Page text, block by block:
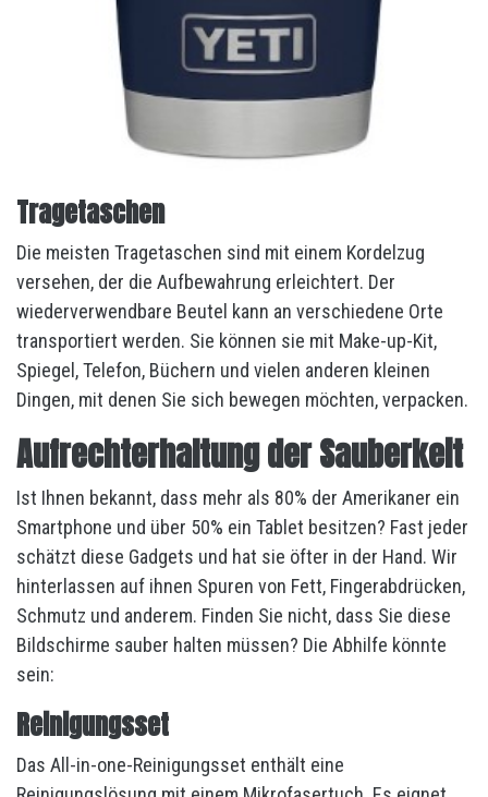
Tragetaschen
Die meisten Tragetaschen sind mit einem Kordelzug
versehen, der die Aufbewahrung erleichtert. Der
wiederverwendbare Beutel kann an verschiedene Orte
transportiert werden. Sie können sie mit Make-up-Kit,
Spiegel, Telefon, Büchern und vielen anderen kleinen
Dingen, mit denen Sie sich bewegen möchten, verpacken.
Aufrechterhaltung der Sauberkeit
Ist Ihnen bekannt, dass mehr als 80% der Amerikaner ein
Smartphone und über 50% ein Tablet besitzen? Fast jeder
schätzt diese Gadgets und hat sie öfter in der Hand. Wir
hinterlassen auf ihnen Spuren von Fett, Fingerabdrücken,
Schmutz und anderem. Finden Sie nicht, dass Sie diese
Bildschirme sauber halten müssen? Die Abhilfe könnte
sein:
Reinigungsset
Das All-in-one-Reinigungsset enthält eine